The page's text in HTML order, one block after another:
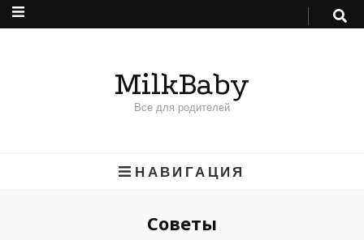
MilkBaby
Все для родителей
НАВИГАЦИЯ
Советы